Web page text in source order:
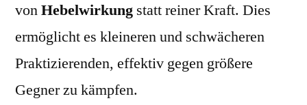
vonHebelwirkung statt reiner Kraft. Dies
ermöglicht es kleineren und schwächeren
Praktizierenden, effektiv gegen größere
Gegner zu kämpfen.